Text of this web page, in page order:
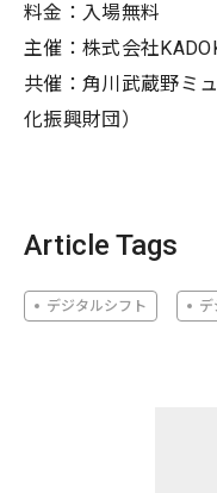
料⾦：⼊場無料
主催：株式会社
共催：⾓川武蔵野ミ
化振興財団）
Article Tags
デジタルシフト デ